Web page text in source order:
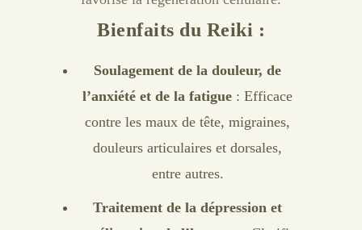
Bienfaits du Reiki :
Soulagement de la douleur, de
l’anxiété et de la fatigue : Efficace
contre les maux de tête, migraines,
douleurs articulaires et dorsales,
entre autres.
Traitement de la dépression et